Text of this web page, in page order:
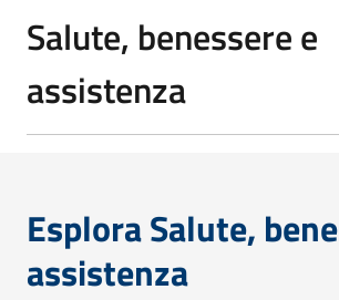
Salute, benessere e
assistenza
Esplora Salute,
assistenza